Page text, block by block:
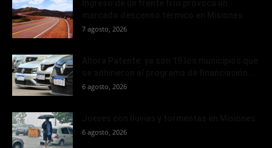
7 agosto, 2026
6 agosto, 2026
6 agosto, 2026